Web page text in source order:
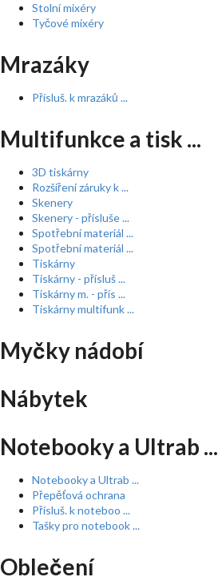
Stolní mixéry
Tyčové mixéry
Mrazáky
Přísluš. k mrazáků ...
Multifunkce a tisk ...
3D tiskárny
Rozšíření záruky k ...
Skenery
Skenery - přísluše ...
Spotřební materiál ...
Spotřební materiál ...
Tiskárny
Tiskárny - přísluš ...
Tiskárny m. - přís ...
Tiskárny multifunk ...
Myčky nádobí
Nábytek
Notebooky a Ultrab ...
Notebooky a Ultrab ...
Přepěťová ochrana
Přísluš. k noteboo ...
Tašky pro notebook ...
Oblečení